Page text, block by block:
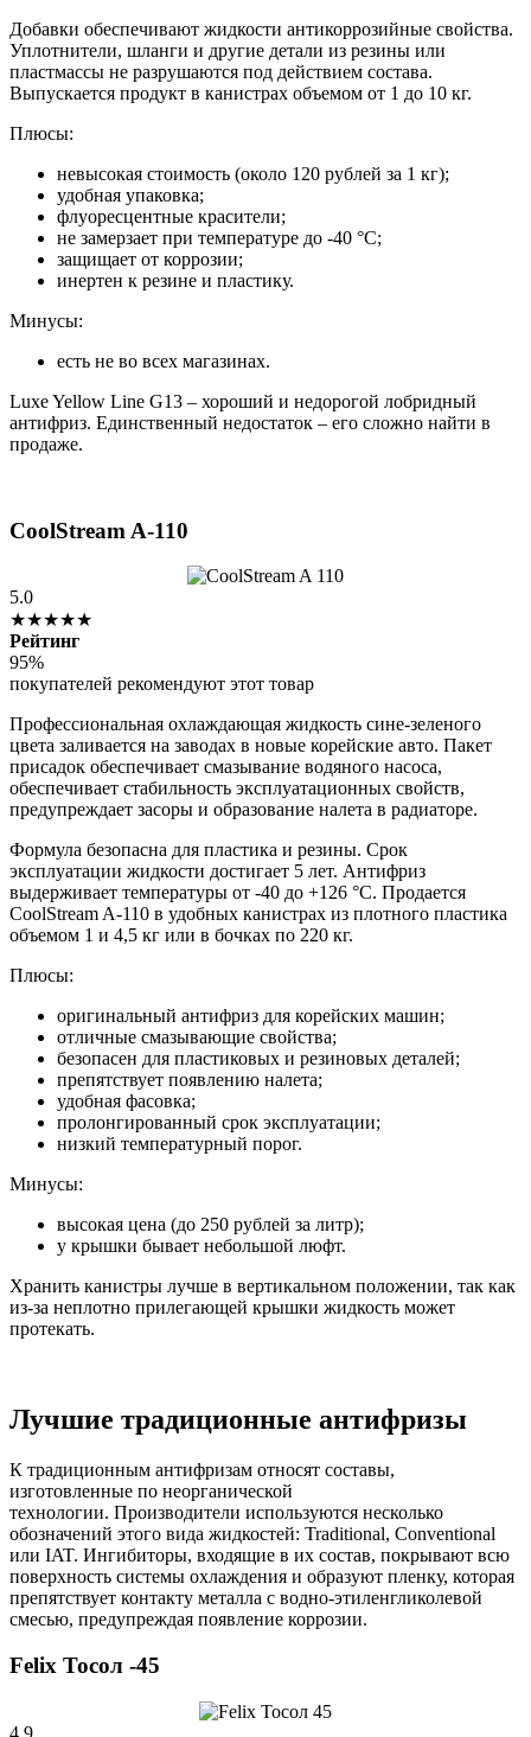
Добавки обеспечивают жидкости антикоррозийные свойства.
Уплотнители, шланги и другие детали из резины или
пластмассы не разрушаются под действием состава.
Выпускается продукт в канистрах объемом от 1 до 10 кг.
Плюсы:
невысокая стоимость (около 120 рублей за 1 кг);
удобная упаковка;
флуоресцентные красители;
не замерзает при температуре до -40 °C;
защищает от коррозии;
инертен к резине и пластику.
Минусы:
есть не во всех магазинах.
Luxe Yellow Line G13 – хороший и недорогой лобридный
антифриз. Единственный недостаток – его сложно найти в
продаже.
CoolStream A-110
5.0
★★★★★
Рейтинг
95%
покупателей рекомендуют этот товар
Профессиональная охлаждающая жидкость сине-зеленого
цвета заливается на заводах в новые корейские авто. Пакет
присадок обеспечивает смазывание водяного насоса,
обеспечивает стабильность эксплуатационных свойств,
предупреждает засоры и образование налета в радиаторе.
Формула безопасна для пластика и резины. Срок
эксплуатации жидкости достигает 5 лет. Антифриз
выдерживает температуры от -40 до +126 °C. Продается
CoolStream A-110 в удобных канистрах из плотного пластика
объемом 1 и 4,5 кг или в бочках по 220 кг.
Плюсы:
оригинальный антифриз для корейских машин;
отличные смазывающие свойства;
безопасен для пластиковых и резиновых деталей;
препятствует появлению налета;
удобная фасовка;
пролонгированный срок эксплуатации;
низкий температурный порог.
Минусы:
высокая цена (до 250 рублей за литр);
у крышки бывает небольшой люфт.
Хранить канистры лучше в вертикальном положении, так как
из-за неплотно прилегающей крышки жидкость может
протекать.
Лучшие традиционные антифризы
К традиционным антифризам относят составы,
изготовленные по неорганической
технологии. Производители используются несколько
обозначений этого вида жидкостей: Traditional, Conventional
или IAT. Ингибиторы, входящие в их состав, покрывают всю
поверхность системы охлаждения и образуют пленку, которая
препятствует контакту металла с водно-этиленгликолевой
смесью, предупреждая появление коррозии.
Felix Тосол -45
4.9